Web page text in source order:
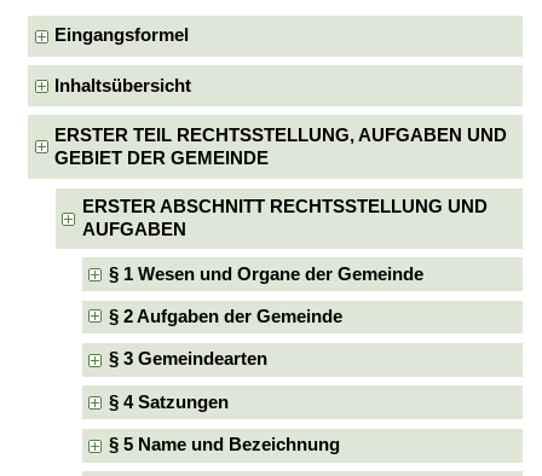
Eingangsformel
Inhaltsübersicht
ERSTER TEIL RECHTSSTELLUNG, AUFGABEN UND
GEBIET DER GEMEINDE
ERSTER ABSCHNITT RECHTSSTELLUNG UND
AUFGABEN
§ 1 Wesen und Organe der Gemeinde
§ 2 Aufgaben der Gemeinde
§ 3 Gemeindearten
§ 4 Satzungen
§ 5 Name und Bezeichnung